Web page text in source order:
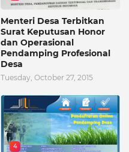
Menteri Desa Terbitkan
Surat Keputusan Honor
dan Operasional
Pendamping Profesional
Desa
Tuesday, October 27, 2015
4